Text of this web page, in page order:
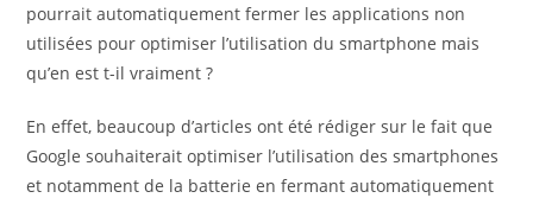
pourrait automatiquement fermer les applications non
utilisées pour optimiser l’utilisation du smartphone mais
qu’en est t-il vraiment ?
En effet, beaucoup d’articles ont été rédiger sur le fait que
Google souhaiterait optimiser l’utilisation des smartphones
et notamment de la batterie en fermant automatiquement